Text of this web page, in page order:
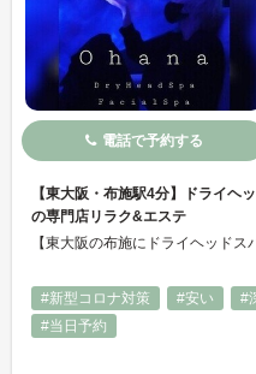
電話で予約する
【東大阪・布施駅4分】ドライヘ
の専門店リラク&エステ
#新型コロナ対策
#安い #
#当日予約